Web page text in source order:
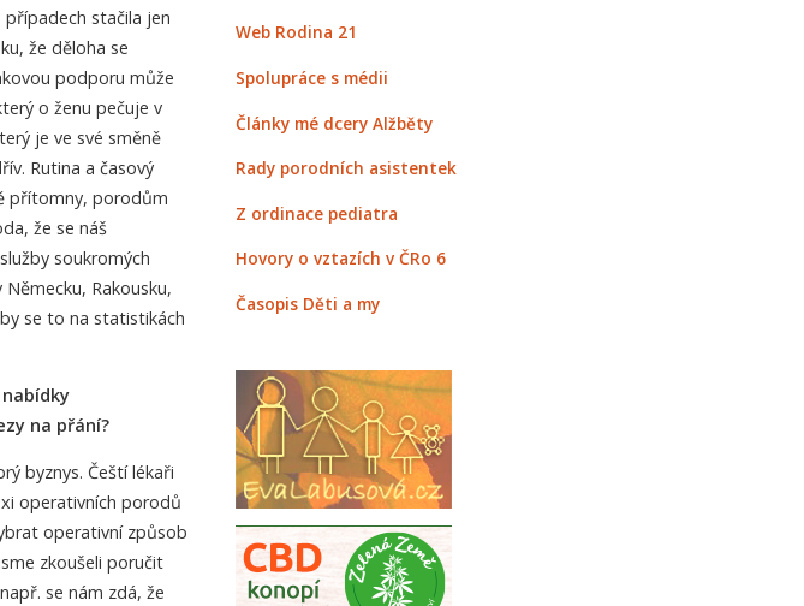
stačila jen
že děloha se
podporu může
o ženu pečuje v
je ve své směně
Rutina a časový
přítomny, porodům
že se náš
soukromých
Rakousku,
se to na statistikách
na přání?
byznys. Čeští lékaři
operativních porodů
operativní způsob
zkoušeli poručit
se nám zdá, že
Web Rodina 21
Spolupráce s médii
Články mé dcery Alžběty
Rady porodních asistentek
Z ordinace pediatra
Hovory o vztazích v ČRo 6
Časopis Děti a my